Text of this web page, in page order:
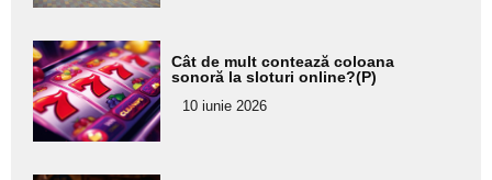
Adaugă
aici textul
pentru
subtitlu
Cât de mult contează coloana
sonoră la sloturi online?(P)
10 iunie 2026